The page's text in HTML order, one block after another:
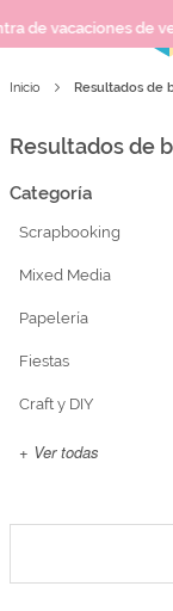
de verano, por
Novedades
SCRAPBOOKING
CRAFT Y DIY
PAPELERÍA Y
REGALOS
Inicio Resultados de
Resultados de
Categoría
Scrapbooking
Mixed Media
Papelería
Fiestas
Craft y DIY
+ Ver todas